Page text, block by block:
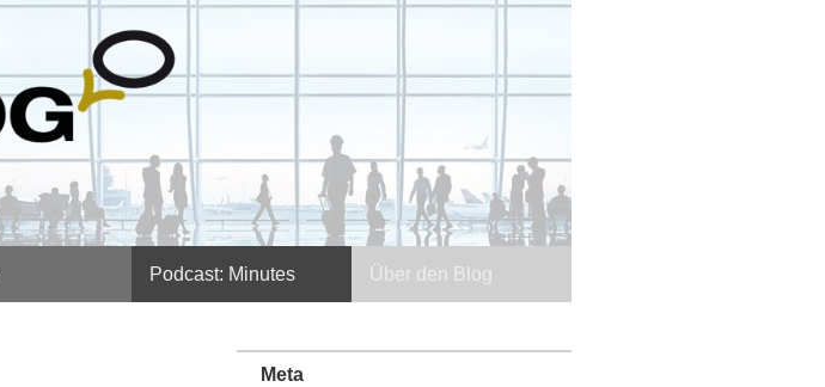
Podcast: Minutes Über den Blog
Meta